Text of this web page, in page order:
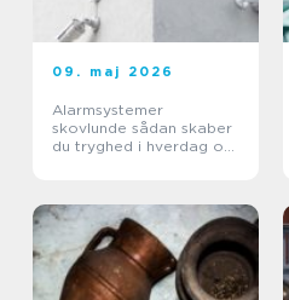
09. maj 2026
Alarmsystemer
skovlunde sådan skaber
du tryghed i hverdag og